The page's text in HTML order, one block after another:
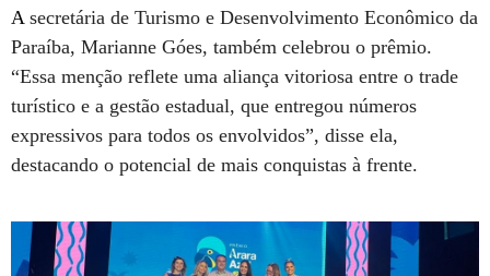
A secretária de Turismo e Desenvolvimento Econômico da
Paraíba, Marianne Góes, também celebrou o prêmio.
“Essa menção reflete uma aliança vitoriosa entre o trade
turístico e a gestão estadual, que entregou números
expressivos para todos os envolvidos”, disse ela,
destacando o potencial de mais conquistas à frente.